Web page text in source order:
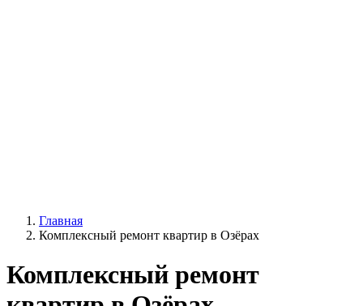
Главная
Комплексный ремонт квартир в Озёрах
Комплексный ремонт